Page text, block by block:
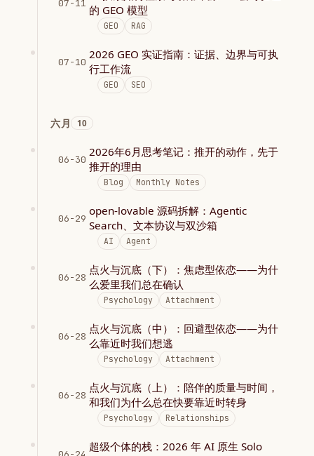
07-11 的 GEO 模型
GEO RAG
07-10
2026 GEO 实证指南：证据、边界与可执
行工作流
GEO SEO
六月 10
06-30
2026年6月思考笔记：推开的动作，先于
推开的理由
Blog Monthly Notes
06-29
open-lovable 源码拆解：Agentic
Search、文本协议与双沙箱
AI Agent
06-28
点火与沉底（下）：焦虑型依恋——为什
么爱里我们总在确认
Psychology Attachment
06-28
点火与沉底（中）：回避型依恋——为什
么靠近时我们想逃
Psychology Attachment
06-28
点火与沉底（上）：陪伴的质量与时间，
和我们为什么总在快要靠近时转身
Psychology Relationships
超级个体的栈：2026 年 AI 原生 Solo